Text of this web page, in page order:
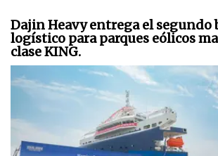
Dajin Heavy entrega el segundo
logístico para parques eólicos
clase KING.